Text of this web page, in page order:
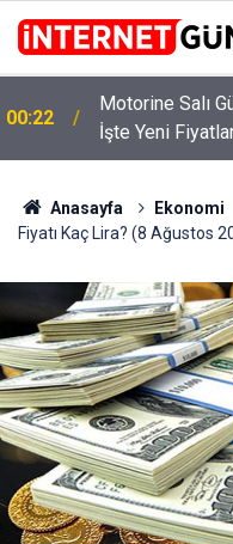
00:22
Motorine Salı
İşte Yeni
Anasayfa Ekonomi
Fiyatı Kaç Lira? (8 Ağustos